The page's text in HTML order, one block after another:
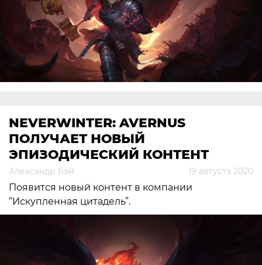
NEVERWINTER: AVERNUS
ПОЛУЧАЕТ НОВЫЙ
ЭПИЗОДИЧЕСКИЙ КОНТЕНТ
Александр Бэй 19 августа 2020
Появится новый контент в компании
“Искупленная цитадель”.